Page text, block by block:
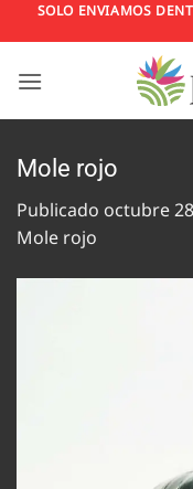
Saltar
al
SOLO ENVIAMOS
Mole rojo
Publicado octubre
Mole rojo